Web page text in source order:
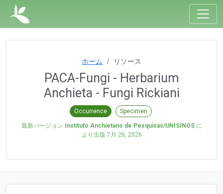
ホーム リソース
PACA-Fungi - Herbarium
Anchieta - Fungi Rickiani
Occurrence Specimen
最新バージョン Instituto Anchietano de Pesquisas/UNISINOSに
より出版 7月 26, 2026